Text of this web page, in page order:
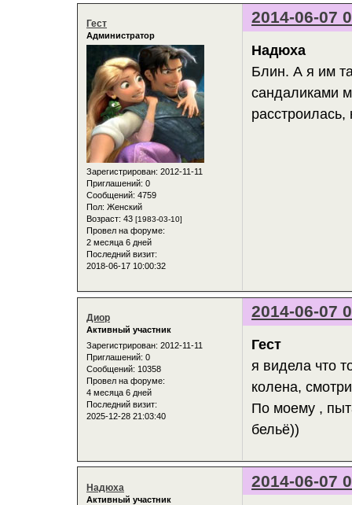
2014-06-07
Гест
Администратор
Зарегистрирован: 2012-11-11
Приглашений: 0
Сообщений: 4759
Пол: Женский
Возраст: 43 [1983-03-10]
Провел на форуме:
2 месяца 6 дней
Последний визит:
2018-06-17 10:00:32
Надюха
Блин. А я им
сандаликами
расстроилась,
2014-06-07
Диор
Активный участник
Зарегистрирован: 2012-11-11
Приглашений: 0
Сообщений: 10358
Провел на форуме:
4 месяца 6 дней
Последний визит:
2025-12-28 21:03:40
Гест
я видела что
колена,
По моему ,
бельё))
2014-06-07
Надюха
Активный участник